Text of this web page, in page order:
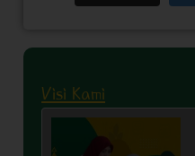
Visi Kami